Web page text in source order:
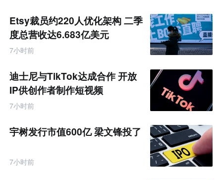
Etsy裁员约220人优化架构 二季
度总营收达6.683亿美元
7小时前
迪士尼与TikTok达成合作 开放
IP供创作者制作短视频
7小时前
宇树发行市值600亿 梁文锋投了
7小时前